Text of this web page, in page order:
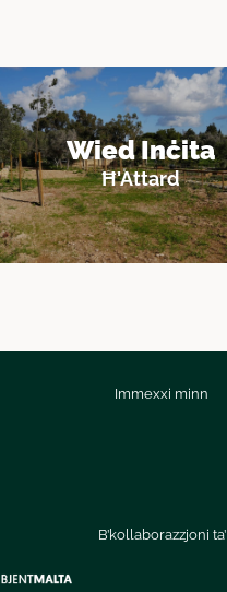
Wied Inċita
Ħ'Attard
Immexxi minn
B’kollaborazzjoni ta’